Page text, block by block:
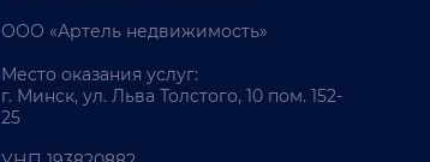
ООО «Артель недвижимость»
Место оказания услуг:
г. Минск, ул. Льва Толстого, 10 пом. 152-
25